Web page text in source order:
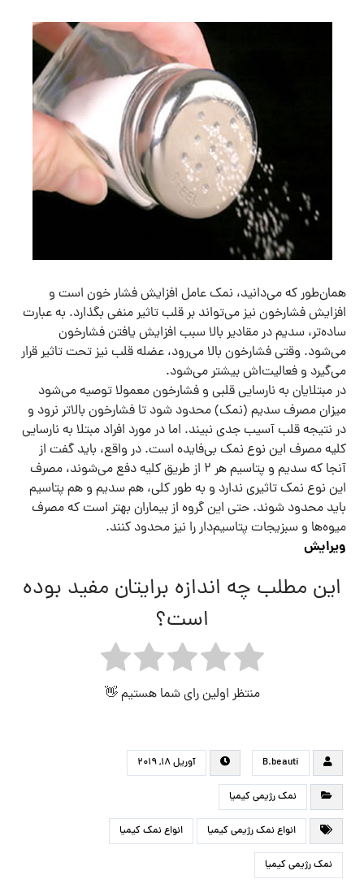
همان‌طور که می‌دانید، نمک‌ عامل افزایش فشار خون است و
افزایش فشارخون نیز می‌تواند بر قلب تاثیر منفی بگذارد. به عبارت
ساده‌تر، سدیم در مقادیر بالا سبب افزایش یافتن فشارخون
می‌شود. وقتی فشارخون بالا می‌رود، عضله قلب نیز تحت تاثیر قرار
می‌گیرد و فعالیت‌اش بیشتر می‌شود.
در مبتلایان به نارسایی قلبی و فشارخون معمولا توصیه می‌شود
میزان مصرف سدیم (نمک) محدود شود تا فشارخون بالاتر نرود و
در نتیجه قلب آسیب جدی نبیند. اما در مورد افراد مبتلا به نارسایی
کلیه مصرف این نوع نمک‌ بی‌فایده است. در واقع، باید گفت از
آنجا که سدیم و پتاسیم هر ۲ از طریق کلیه دفع می‌شوند، مصرف
این نوع نمک تاثیری ندارد و به طور کلی، هم سدیم و هم پتاسیم
باید محدود شوند. حتی این گروه از بیماران بهتر است که مصرف
میوه‌ها و سبزیجات پتاسیم‌دار را نیز محدود کنند.
ویرایش
این مطلب چه اندازه برایتان مفید بوده
است؟
منتظر اولین رای شما هستیم 👋
B.beauti آوریل ۱۸, ۲۰۱۹
نمک رژیمی کیمیا
انواع نمک رژیمی کیمیا انواع نمک کیمیا
نمک رژیمی کیمیا